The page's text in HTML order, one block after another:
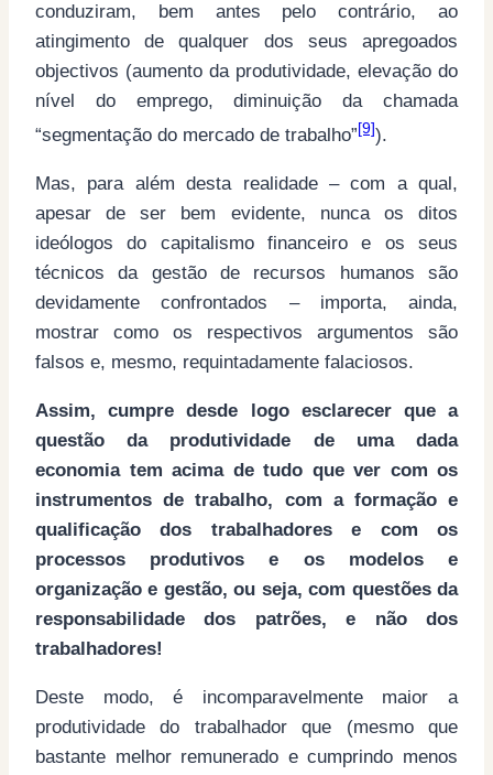
conduziram, bem antes pelo contrário, ao
atingimento de qualquer dos seus apregoados
objectivos (aumento da produtividade, elevação do
nível do emprego, diminuição da chamada
“segmentação do mercado de trabalho”[9]).
Mas, para além desta realidade – com a qual,
apesar de ser bem evidente, nunca os ditos
ideólogos do capitalismo financeiro e os seus
técnicos da gestão de recursos humanos são
devidamente confrontados – importa, ainda,
mostrar como os respectivos argumentos são
falsos e, mesmo, requintadamente falaciosos.
Assim, cumpre desde logo esclarecer que a
questão da produtividade de uma dada
economia tem acima de tudo que ver com os
instrumentos de trabalho, com a formação e
qualificação dos trabalhadores e com os
processos produtivos e os modelos e
organização e gestão, ou seja, com questões da
responsabilidade dos patrões, e não dos
trabalhadores!
Deste modo, é incomparavelmente maior a
produtividade do trabalhador que (mesmo que
bastante melhor remunerado e cumprindo menos